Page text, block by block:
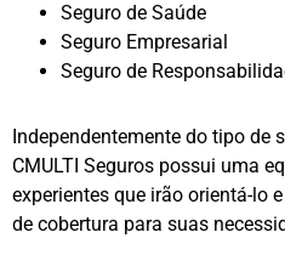
Seguro de Saúde
Seguro Empresarial
Seguro de
Independentemente do tipo de
CMULTI Seguros possui uma
experientes que irão orientá-lo
de cobertura para suas